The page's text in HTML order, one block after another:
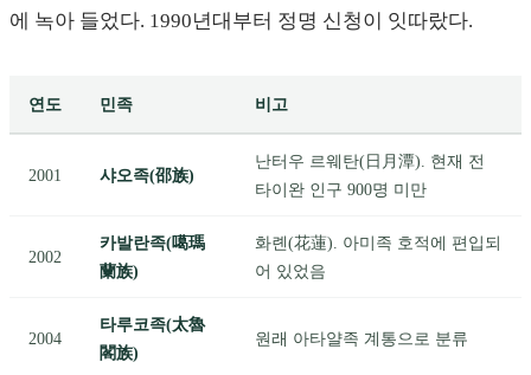
에 녹아 들었다. 1990년대부터 정명 신청이 잇따랐다.
연도 민족 비고
2001 샤오족(邵族)
난터우 르웨탄(日月潭). 현재 전
타이완 인구 900명 미만
2002
카발란족(噶瑪
蘭族)
화롄(花蓮). 아미족 호적에 편입되
어 있었음
2004
타루코족(太魯
閣族)
원래 아타얄족 계통으로 분류